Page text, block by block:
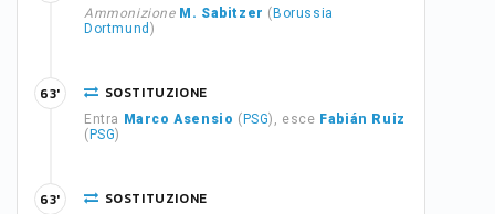
Ammonizione M. Sabitzer ( Borussia
Dortmund )
SOSTITUZIONE
Entra Marco Asensio ( PSG), esce Fabián Ruiz
( PSG)
63'
SOSTITUZIONE
63'